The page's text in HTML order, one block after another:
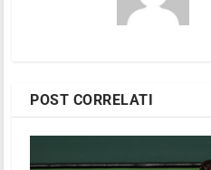
POST CORRELATI